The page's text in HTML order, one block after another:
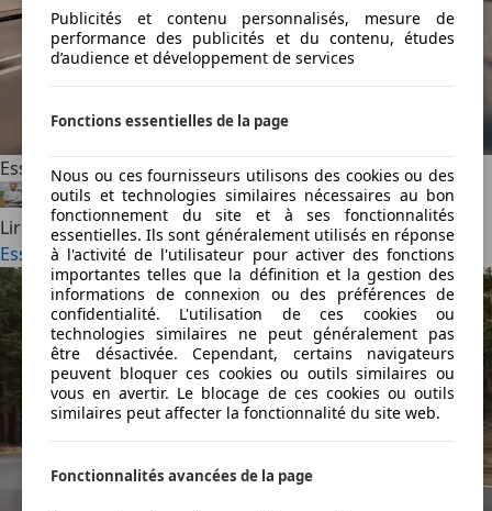
Essai : Renault 4 E-Tech Plein Sud, retour de la toile (2026)
Félix Bouland·22/07/2026·4 min lus
Lire la suite
Essai : Renault 4 E-Tech Plein Sud, retour de la toile (2026)
Publicités et contenu personnalisés, mesure de
performance des publicités et du contenu, études
d’audience et développement de services
Fonctions essentielles de la page
Nous ou ces fournisseurs utilisons des cookies ou des
outils et technologies similaires nécessaires au bon
fonctionnement du site et à ses fonctionnalités
essentielles. Ils sont généralement utilisés en réponse
à l'activité de l'utilisateur pour activer des fonctions
importantes telles que la définition et la gestion des
informations de connexion ou des préférences de
confidentialité. L'utilisation de ces cookies ou
technologies similaires ne peut généralement pas
être désactivée. Cependant, certains navigateurs
peuvent bloquer ces cookies ou outils similaires ou
vous en avertir. Le blocage de ces cookies ou outils
similaires peut affecter la fonctionnalité du site web.
Fonctionnalités avancées de la page